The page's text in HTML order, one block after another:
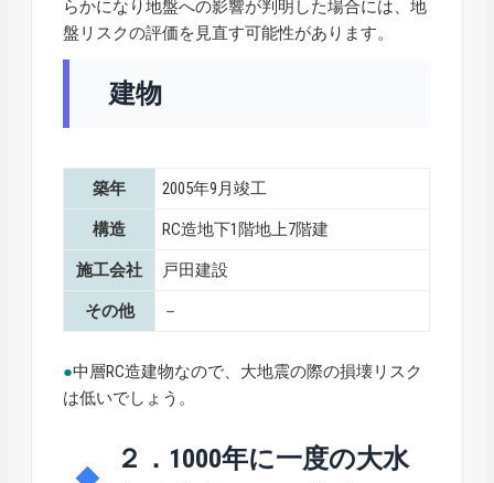
らかになり地盤への影響が判明した場合には、地
盤リスクの評価を見直す可能性があります。
建物
築年 2005年9月竣工
構造 RC造地下1階地上7階建
施工会社 戸田建設
その他 －
●中層RC造建物なので、大地震の際の損壊リスク
は低いでしょう。
２．1000年に一度の大水